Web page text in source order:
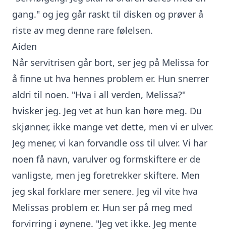
gang." og jeg går raskt til disken og prøver å
riste av meg denne rare følelsen.
Aiden
Når servitrisen går bort, ser jeg på Melissa for
å finne ut hva hennes problem er. Hun snerrer
aldri til noen. "Hva i all verden, Melissa?"
hvisker jeg. Jeg vet at hun kan høre meg. Du
skjønner, ikke mange vet dette, men vi er ulver.
Jeg mener, vi kan forvandle oss til ulver. Vi har
noen få navn, varulver og formskiftere er de
vanligste, men jeg foretrekker skiftere. Men
jeg skal forklare mer senere. Jeg vil vite hva
Melissas problem er. Hun ser på meg med
forvirring i øynene. "Jeg vet ikke. Jeg mente